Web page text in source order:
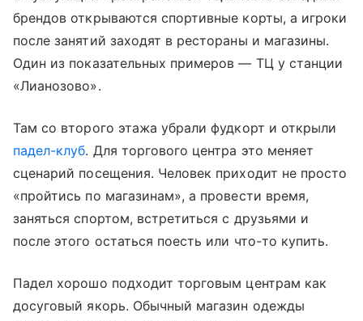
брендов открываются спортивные корты, а игроки
после занятий заходят в рестораны и магазины.
Один из показательных примеров — ТЦ у станции
«Лианозово».
Там со второго этажа убрали фудкорт и открыли
падел-клуб. Для торгового центра это меняет
сценарий посещения. Человек приходит не просто
«пройтись по магазинам», а провести время,
заняться спортом, встретиться с друзьями и
после этого остаться поесть или что-то купить.
Падел хорошо подходит торговым центрам как
досуговый якорь. Обычный магазин одежды